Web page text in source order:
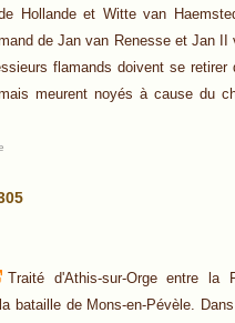
Hollande et Witte van
de Jan van Renesse et Jan II
flamands doivent se retirer
meurent noyés à cause du
Traité d'Athis-sur-Orge entre la
bataille de Mons-en-Pévèle.